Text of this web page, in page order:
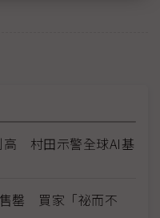
高 村田示警全球AI基
罄 買家「祕而不